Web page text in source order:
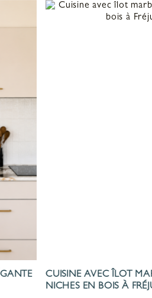
CUISINE AVEC ÎLOT
NICHES EN BOIS À